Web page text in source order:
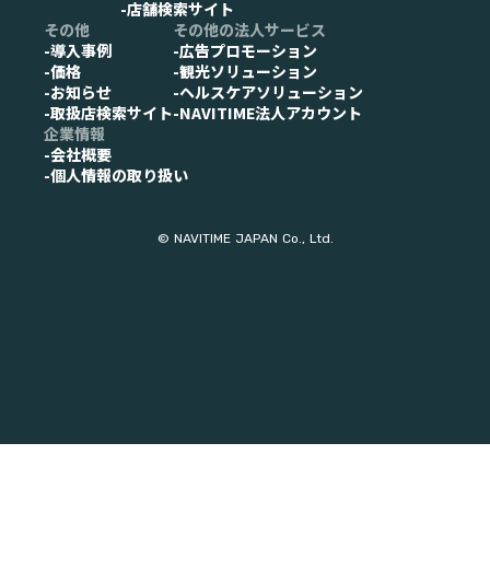
-店舗検索サイト
その他
-導入事例
-価格
-お知らせ
-取扱店検索サイト
その他の法人サービス
-広告プロモーション
-観光ソリューション
-ヘルスケアソリューション
-NAVITIME法人アカウント
企業情報
-会社概要
-個人情報の取り扱い
© NAVITIME JAPAN Co., Ltd.